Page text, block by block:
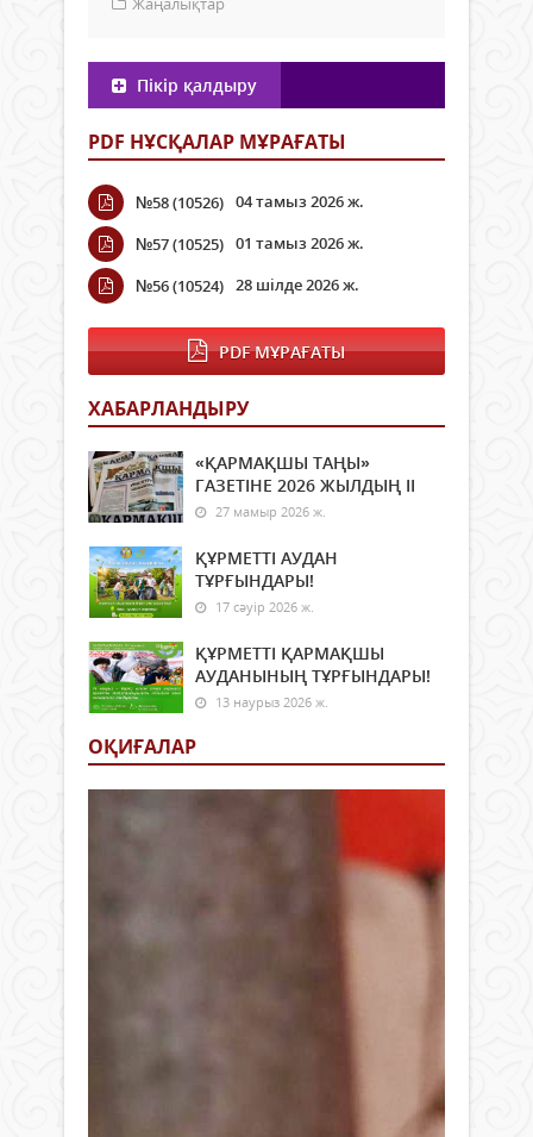
Пікір қалдыру
PDF НҰСҚАЛАР МҰРАҒАТЫ
№58 (10526) 04 тамыз 2026 ж.
№57 (10525) 01 тамыз 2026 ж.
№56 (10524) 28 шілде 2026 ж.
PDF МҰРАҒАТЫ
ХАБАРЛАНДЫРУ
«ҚАРМАҚШЫ ТАҢЫ»
ГАЗЕТІНЕ 2026 ЖЫЛДЫҢ ІI
27 мамыр 2026 ж.
ҚҰРМЕТТІ АУДАН
ТҰРҒЫНДАРЫ!
17 сәуір 2026 ж.
ҚҰРМЕТТІ ҚАРМАҚШЫ
АУДАНЫНЫҢ ТҰРҒЫНДАРЫ!
13 наурыз 2026 ж.
ОҚИҒАЛАР